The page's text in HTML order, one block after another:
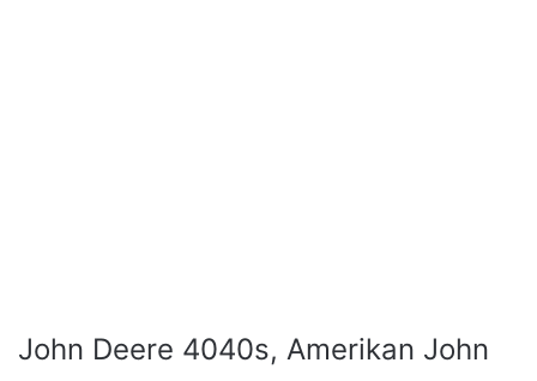
John Deere 4040s, Amerikan John